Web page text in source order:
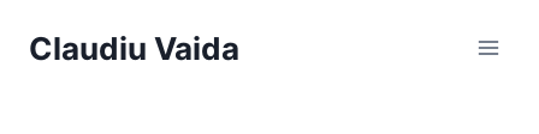
Claudiu Vaida